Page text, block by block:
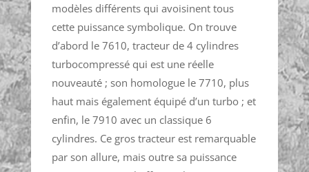
modèles différents qui avoisinent tous
cette puissance symbolique. On trouve
d’abord le 7610, tracteur de 4 cylindres
turbocompressé qui est une réelle
nouveauté ; son homologue le 7710, plus
haut mais également équipé d’un turbo ; et
enfin, le 7910 avec un classique 6
cylindres. Ce gros tracteur est remarquable
par son allure, mais outre sa puissance